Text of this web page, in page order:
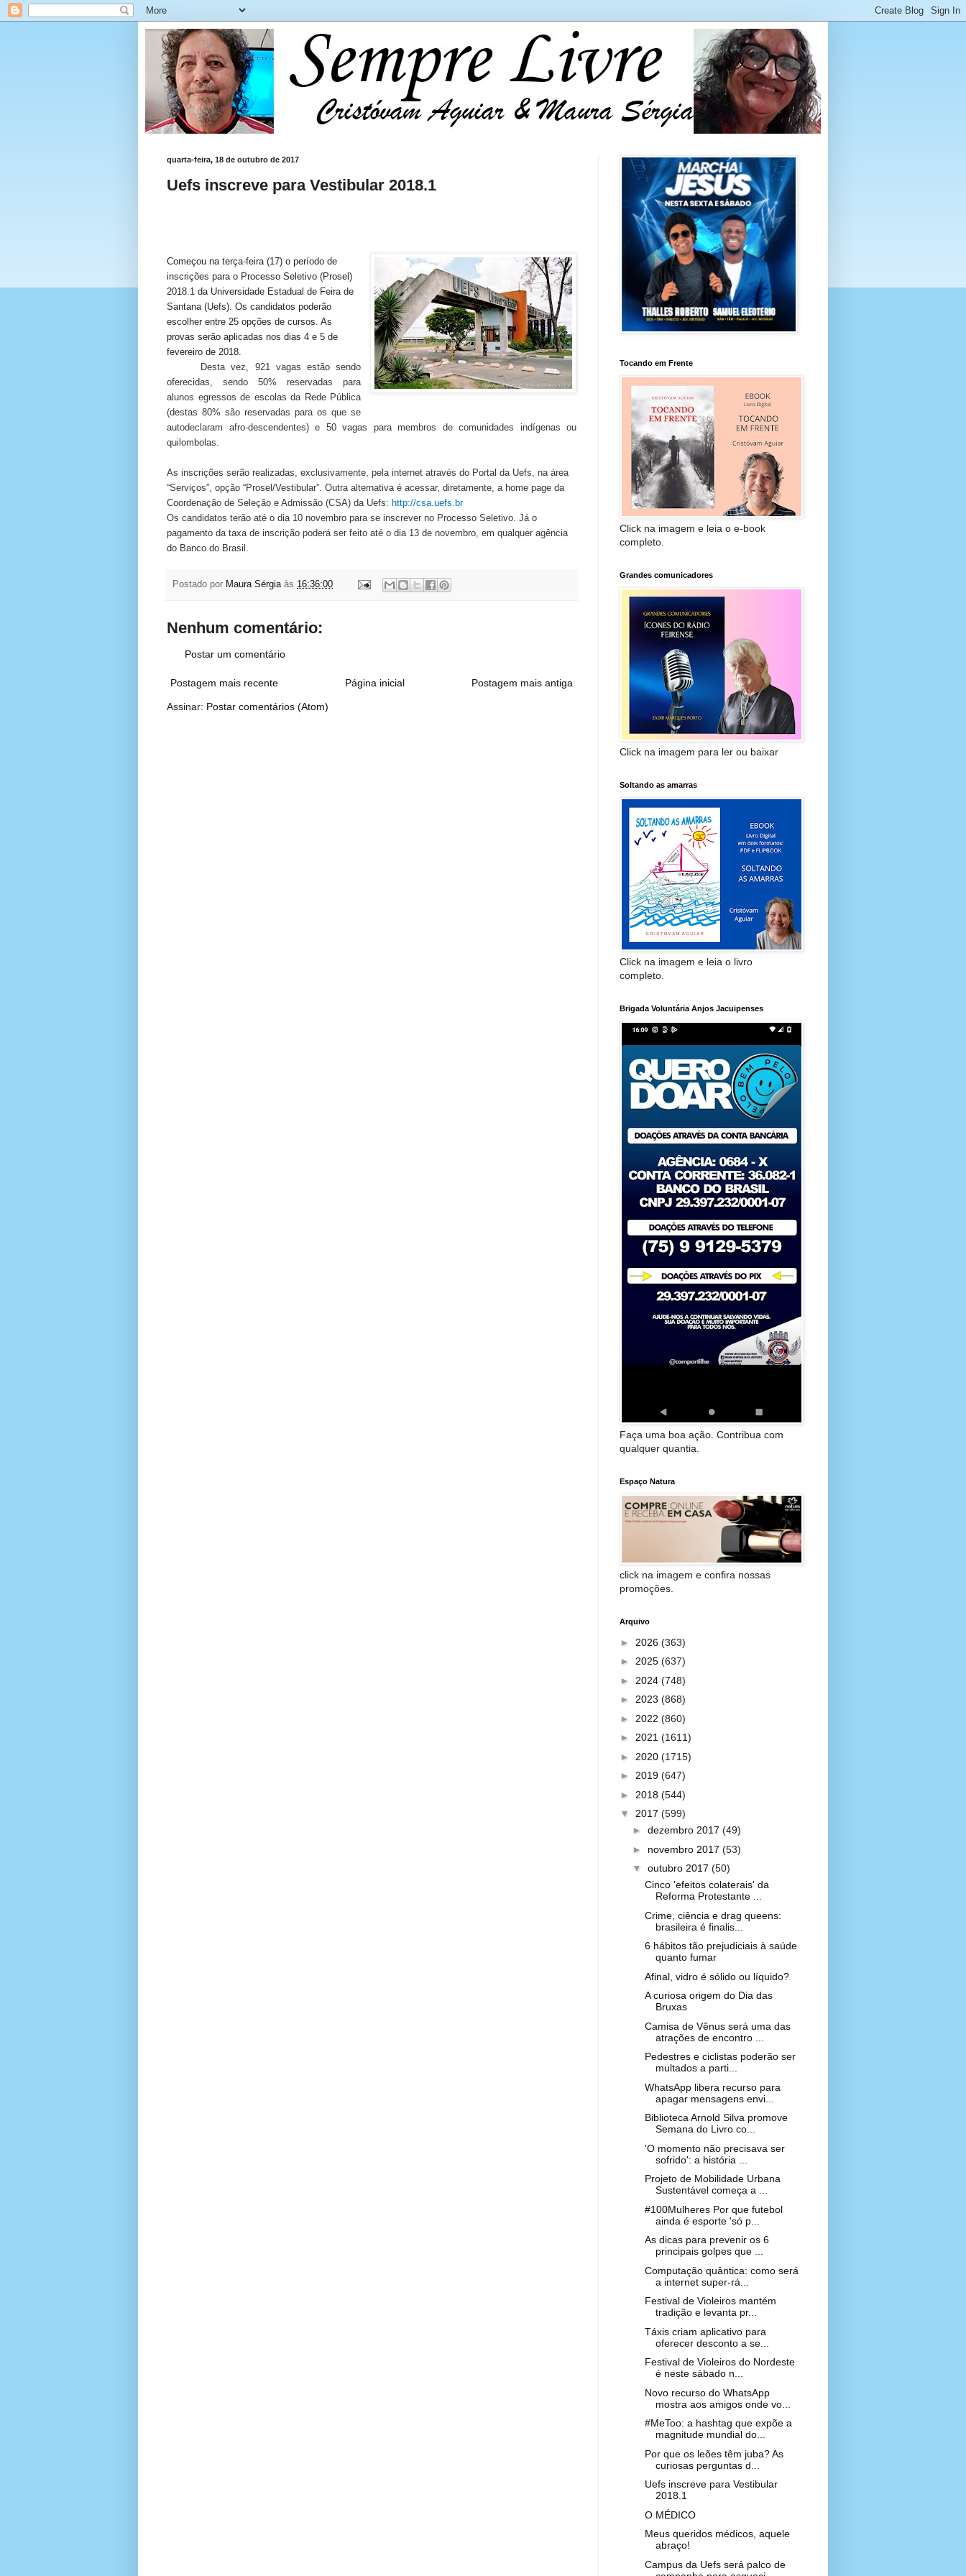
quarta-feira, 18 de outubro de 2017
Uefs inscreve para Vestibular 2018.1
Começou na terça-feira (17) o período de
inscrições para o Processo Seletivo (Prosel)
2018.1 da Universidade Estadual de Feira de
Santana (Uefs). Os candidatos poderão
escolher entre 25 opções de cursos. As
provas serão aplicadas nos dias 4 e 5 de
fevereiro de 2018.
Desta vez, 921 vagas estão sendo
oferecidas, sendo 50% reservadas para
alunos egressos de escolas da Rede Pública
(destas 80% são reservadas para os que se
autodeclaram afro-descendentes) e 50 vagas para membros de comunidades indígenas ou
quilombolas.
As inscrições serão realizadas, exclusivamente, pela internet através do Portal da Uefs, na área
“Serviços”, opção “Prosel/Vestibular”. Outra alternativa é acessar, diretamente, a home page da
Coordenação de Seleção e Admissão (CSA) da Uefs: http://csa.uefs.br
Os candidatos terão até o dia 10 novembro para se inscrever no Processo Seletivo. Já o
pagamento da taxa de inscrição poderá ser feito até o dia 13 de novembro, em qualquer agência
do Banco do Brasil.
Postado por Maura Sérgia às 16:36:00
Nenhum comentário:
Postar um comentário
Postagem mais recente Postagem mais antiga
Página inicial
Assinar: Postar comentários (Atom)
Tocando em Frente
Click na imagem e leia o e-book
completo.
Grandes comunicadores
Click na imagem para ler ou baixar
Soltando as amarras
Click na imagem e leia o livro
completo.
Brigada Voluntária Anjos Jacuipenses
Faça uma boa ação. Contribua com
qualquer quantia.
Espaço Natura
click na imagem e confira nossas
promoções.
Arquivo
► 2026 (363)
► 2025 (637)
► 2024 (748)
► 2023 (868)
► 2022 (860)
► 2021 (1611)
► 2020 (1715)
► 2019 (647)
► 2018 (544)
▼ 2017 (599)
► dezembro 2017 (49)
► novembro 2017 (53)
▼ outubro 2017 (50)
Cinco 'efeitos colaterais' da
Reforma Protestante ...
Crime, ciência e drag queens:
brasileira é finalis...
6 hábitos tão prejudiciais à saúde
quanto fumar
Afinal, vidro é sólido ou líquido?
A curiosa origem do Dia das
Bruxas
Camisa de Vênus será uma das
atrações de encontro ...
Pedestres e ciclistas poderão ser
multados a parti...
WhatsApp libera recurso para
apagar mensagens envi...
Biblioteca Arnold Silva promove
Semana do Livro co...
'O momento não precisava ser
sofrido': a história ...
Projeto de Mobilidade Urbana
Sustentável começa a ...
#100Mulheres Por que futebol
ainda é esporte 'só p...
As dicas para prevenir os 6
principais golpes que ...
Computação quântica: como será
a internet super-rá...
Festival de Violeiros mantém
tradição e levanta pr...
Táxis criam aplicativo para
oferecer desconto a se...
Festival de Violeiros do Nordeste
é neste sábado n...
Novo recurso do WhatsApp
mostra aos amigos onde vo...
#MeToo: a hashtag que expõe a
magnitude mundial do...
Por que os leões têm juba? As
curiosas perguntas d...
Uefs inscreve para Vestibular
2018.1
O MÉDICO
Meus queridos médicos, aquele
abraço!
Campus da Uefs será palco de